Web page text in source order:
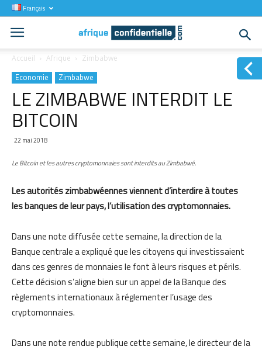
Français
Accueil Afrique Zimbabwe
Economie Zimbabwe
LE ZIMBABWE INTERDIT LE
BITCOIN
22 mai 2018
Le Bitcoin et les autres cryptomonnaies sont interdits au Zimbabwé.
Les autorités zimbabwéennes viennent d’interdire à toutes
les banques de leur pays, l’utilisation des cryptomonnaies.
Dans une note diffusée cette semaine, la direction de la
Banque centrale a expliqué que les citoyens qui investissaient
dans ces genres de monnaies le font à leurs risques et périls.
Cette décision s’aligne bien sur un appel de la Banque des
règlements internationaux à réglementer l’usage des
cryptomonnaies.
Dans une note rendue publique cette semaine, le directeur de la